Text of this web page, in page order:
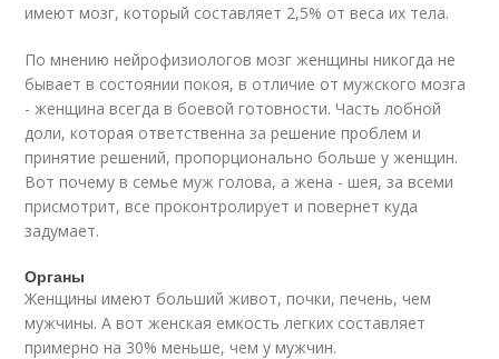
имеют мозг, который составляет 2,5% от веса их тела.
По мнению нейрофизиологов мозг женщины никогда не
бывает в состоянии покоя, в отличие от мужского мозга
- женщина всегда в боевой готовности. Часть лобной
доли, которая ответственна за решение проблем и
принятие решений, пропорционально больше у женщин.
Вот почему в семье муж голова, а жена - шея, за всеми
присмотрит, все проконтролирует и повернет куда
задумает.
Органы
Женщины имеют больший живот, почки, печень, чем
мужчины. А вот женская емкость легких составляет
примерно на 30% меньше, чем у мужчин.